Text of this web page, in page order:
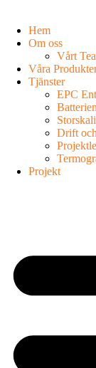
Hem
Om oss
Vårt
Våra
Tjänster
EPC
Drift
Projekt